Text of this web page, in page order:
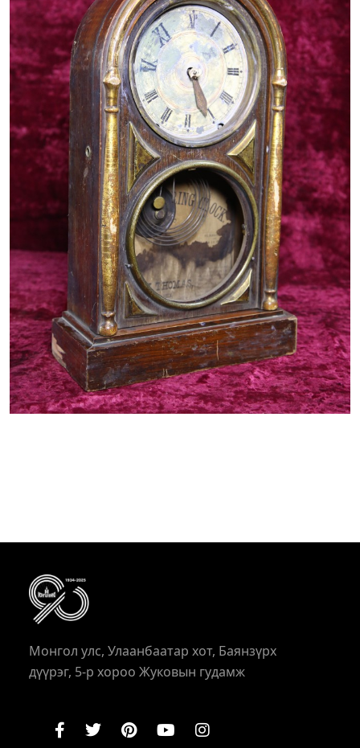
Монгол улс, Улаанбаатар хот, Баянзүрх
дүүрэг, 5-р хороо Жуковын гудамж